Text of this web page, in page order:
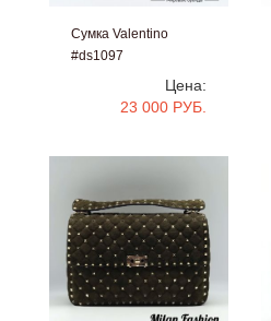
Сумка Valentino
#ds1097
Цена:
23 000 РУБ.